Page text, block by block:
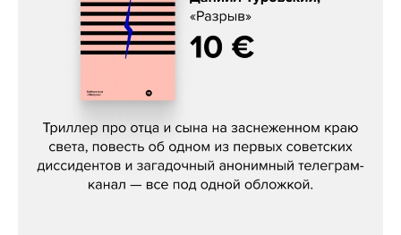
Даниил Туровский, «Разрыв»